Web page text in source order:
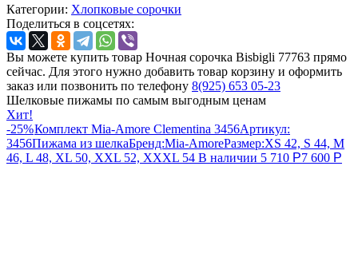
Категории: Хлопковые сорочки
Поделиться в соцсетях:
Вы можете купить товар Ночная сорочка Bisbigli 77763 прямо
сейчас. Для этого нужно добавить товар корзину и оформить
заказ или позвонить по телефону 8(925) 653 05-23
Шелковые пижамы по самым выгодным ценам
Хит!
-25%Комплект Mia-Amore Clementina 3456Артикул:
3456Пижама из шелкаБренд:Mia-AmoreРазмер:XS 42, S 44, M
46, L 48, XL 50, XXL 52, XXXL 54 В наличии 5 710 Р7 600 Р